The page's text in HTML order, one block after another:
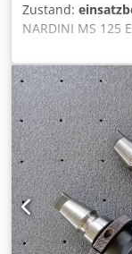
Zustand:
NARDINI MS 125
500mm -
2500 U/min -
Gewinde /
Spannzangen -
x Spannzangen -
-Spänerückwand
Arbeitsleuchte -
Meter / Gewicht